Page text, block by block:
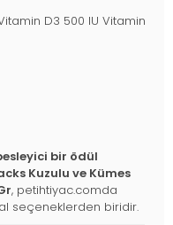
D3 500 IU Vitamin
bir ödül
Kuzulu ve Kümes
, petihtiyac.comda
seçeneklerden biridir.